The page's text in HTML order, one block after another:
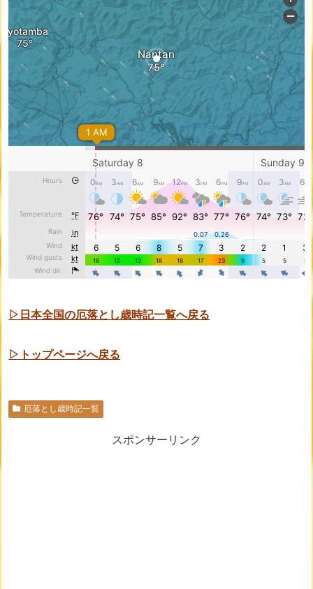
▷日本全国の厄落とし歳時記一覧へ戻る
▷トップページへ戻る
厄落とし歳時記一覧
スポンサーリンク